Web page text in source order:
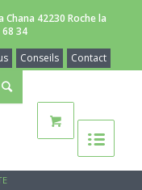
Chana 42230 Roche la
68 34
Contact
Conseils